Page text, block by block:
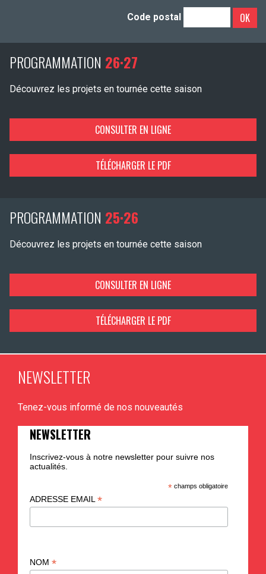
Code postal OK
PROGRAMMATION 26·27
Découvrez les projets en tournée cette saison
CONSULTER EN LIGNE
TÉLÉCHARGER LE PDF
PROGRAMMATION 25·26
Découvrez les projets en tournée cette saison
CONSULTER EN LIGNE
TÉLÉCHARGER LE PDF
NEWSLETTER
Tenez-vous informé de nos nouveautés
NEWSLETTER
Inscrivez-vous à notre newsletter pour suivre nos
actualités.
* champs obligatoire
ADRESSE EMAIL *
NOM *